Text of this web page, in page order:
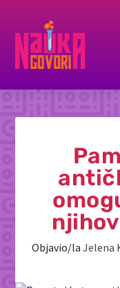
Objavio/la Jelena